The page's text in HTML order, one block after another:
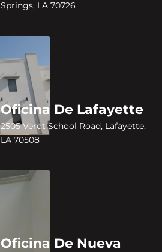
Springs, LA 70726
Oficina De Lafayette
2505 Verot School Road, Lafayette,
LA 70508
Oficina De Nueva